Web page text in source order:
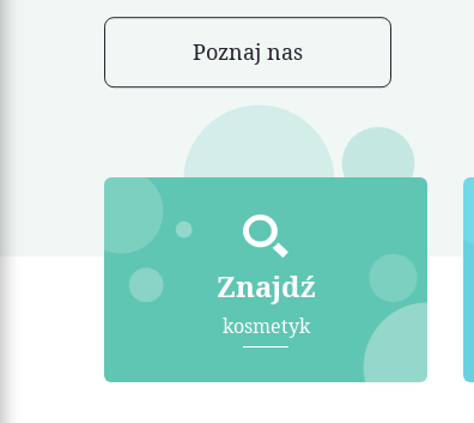
Poznaj nas
Znajdź
kosmetyk